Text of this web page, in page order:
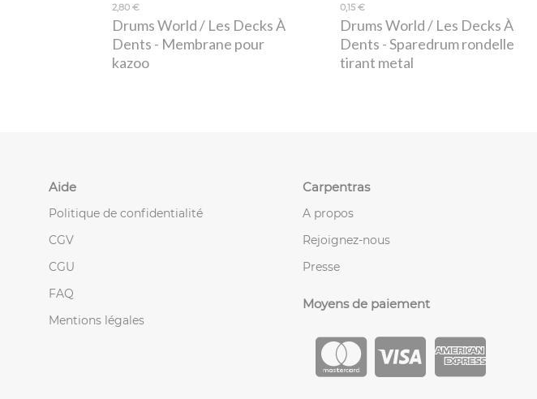
2,80 €
Drums World / Les Decks À
Dents - Membrane pour
kazoo
0,15 €
Drums World / Les Decks À
Dents - Sparedrum rondelle
tirant metal
Aide
Politique de confidentialité
CGV
CGU
FAQ
Mentions légales
Carpentras
A propos
Rejoignez-nous
Presse
Moyens de paiement